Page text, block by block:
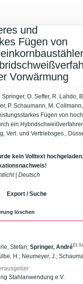
und
Fügen von
Vorwärmung
O. Seffer, R. Lahdo,
P. Schaumann, M. Collmann,
Fügen von
ein
Verl. und Vertriebsges.,
kein Volltext
| Deutsch
Export / Suche
löschen
Stefan; Springer, André
H.; Neumeyer, J.;
Stahlanwendung e.V.